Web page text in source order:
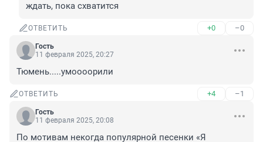
ждать, пока схватится
ОТВЕТИТЬ +0 –0
Гость
11 февраля 2025, 20:27
Тюмень.....умоооорили
ОТВЕТИТЬ +4 –1
Гость
11 февраля 2025, 20:08
По мотивам некогда популярной песенки «Я